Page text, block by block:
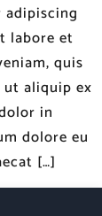
labore et
quis
aliquip ex
in
dolore eu
[…]